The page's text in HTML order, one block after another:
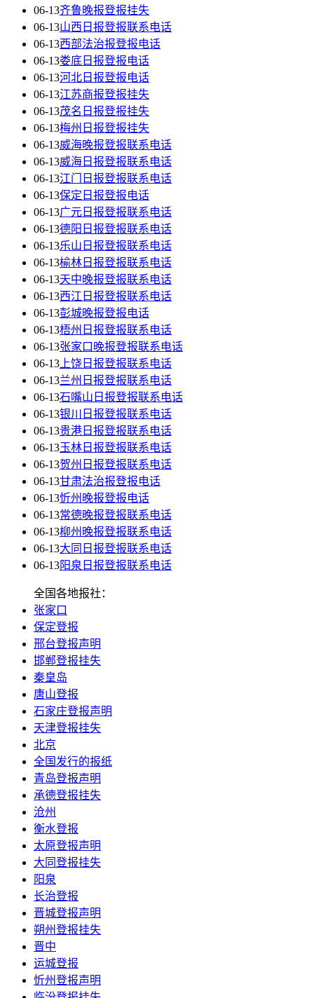
06-13齐鲁晚报登报挂失
06-13山西日报登报联系电话
06-13西部法治报登报电话
06-13娄底日报登报电话
06-13河北日报登报电话
06-13江苏商报登报挂失
06-13茂名日报登报挂失
06-13梅州日报登报挂失
06-13威海晚报登报联系电话
06-13威海日报登报联系电话
06-13江门日报登报联系电话
06-13保定日报登报电话
06-13广元日报登报联系电话
06-13德阳日报登报联系电话
06-13乐山日报登报联系电话
06-13榆林日报登报联系电话
06-13天中晚报登报联系电话
06-13西江日报登报联系电话
06-13彭城晚报登报电话
06-13梧州日报登报联系电话
06-13张家口晚报登报联系电话
06-13 上饶日报登报联系电话
06-13兰州日报登报联系电话
06-13石嘴山日报登报联系电话
06-13银川日报登报联系电话
06-13贵港日报登报联系电话
06-13玉林日报登报联系电话
06-13贺州日报登报联系电话
06-13甘肃法治报登报电话
06-13忻州晚报登报电话
06-13常德晚报登报联系电话
06-13柳州晚报登报联系电话
06-13大同日报登报联系电话
06-13阳泉日报登报联系电话
全国各地报社：
张家口
保定登报
邢台登报声明
邯郸登报挂失
秦皇岛
唐山登报
石家庄登报声明
天津登报挂失
北京
全国发行的报纸
青岛登报声明
承德登报挂失
沧州
衡水登报
太原登报声明
大同登报挂失
阳泉
长治登报
晋城登报声明
朔州登报挂失
晋中
运城登报
忻州登报声明